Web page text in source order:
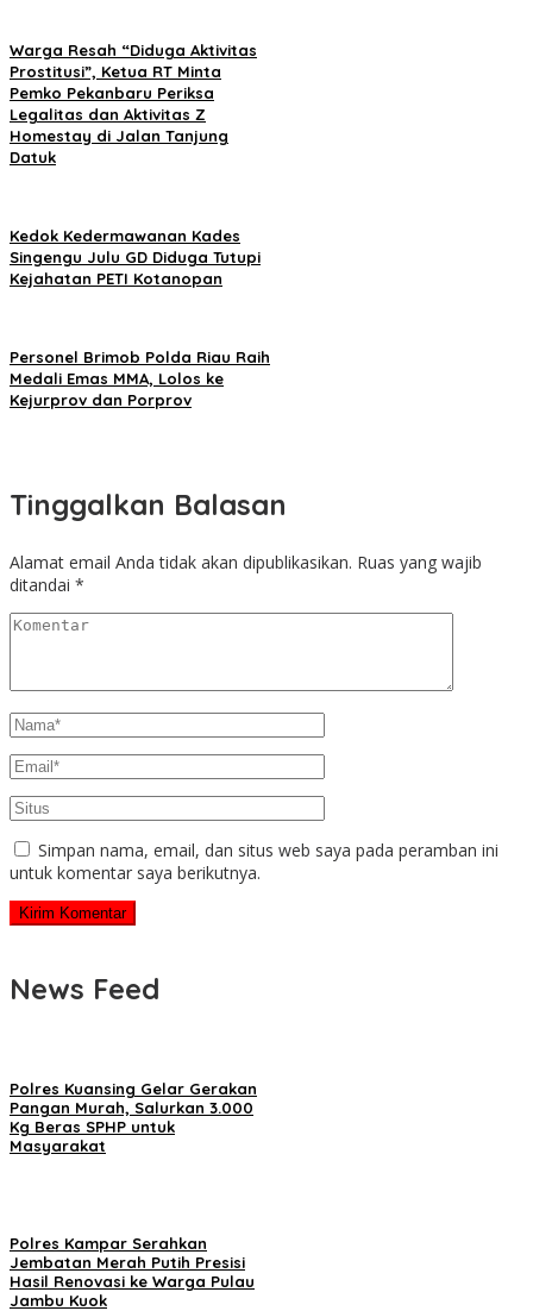
Warga Resah “Diduga Aktivitas
Prostitusi”, Ketua RT Minta
Pemko Pekanbaru Periksa
Legalitas dan Aktivitas Z
Homestay di Jalan Tanjung
Datuk
Kedok Kedermawanan Kades
Singengu Julu GD Diduga Tutupi
Kejahatan PETI Kotanopan
Personel Brimob Polda Riau Raih
Medali Emas MMA, Lolos ke
Kejurprov dan Porprov
Tinggalkan Balasan
Alamat email Anda tidak akan dipublikasikan. Ruas yang wajib
ditandai *
Simpan nama, email, dan situs web saya pada peramban ini
untuk komentar saya berikutnya.
News Feed
Polres Kuansing Gelar Gerakan
Pangan Murah, Salurkan 3.000
Kg Beras SPHP untuk
Masyarakat
Polres Kampar Serahkan
Jembatan Merah Putih Presisi
Hasil Renovasi ke Warga Pulau
Jambu Kuok